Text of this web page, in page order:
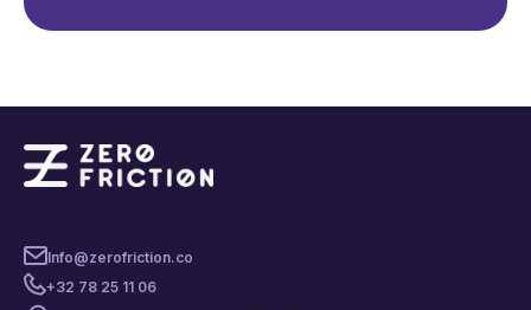
Info@zerofriction.co
+32 78 25 11 06